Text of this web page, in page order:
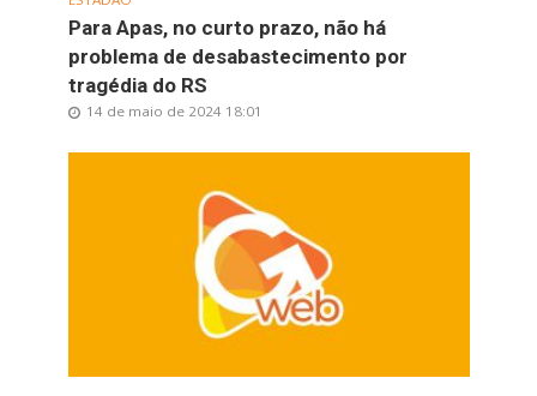
Para Apas, no curto prazo, não há
problema de desabastecimento por
tragédia do RS
14 de maio de 2024 18:01